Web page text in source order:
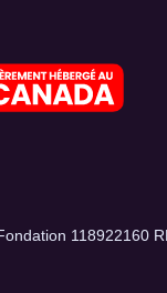
118922160